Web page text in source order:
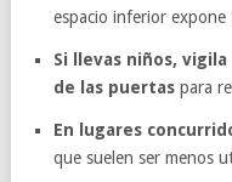
espacio inferior expone
Si llevas niños,
de las puertas para
En lugares
que suelen ser menos